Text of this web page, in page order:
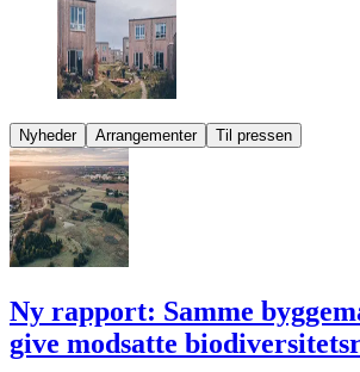
Nyheder Arrangementer Til pressen
Ny rapport: Samme
give modsatte